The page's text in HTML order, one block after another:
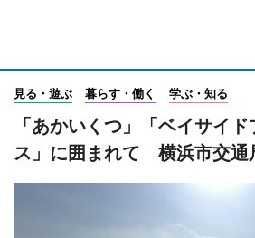
見る・遊ぶ 暮らす・働く 学ぶ・知る
「あかいくつ」「ベイサイ
ス」に囲まれて 横浜市交通